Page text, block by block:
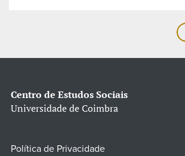
Centro de Estudos Sociais
Universidade de Coimbra
Política de Privacidade